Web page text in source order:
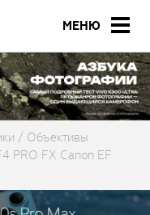
МЕНЮ
Объективы
PRO FX Canon EF